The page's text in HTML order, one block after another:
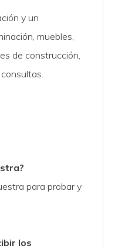
y un
muebles,
de construcción,
para probar y
los